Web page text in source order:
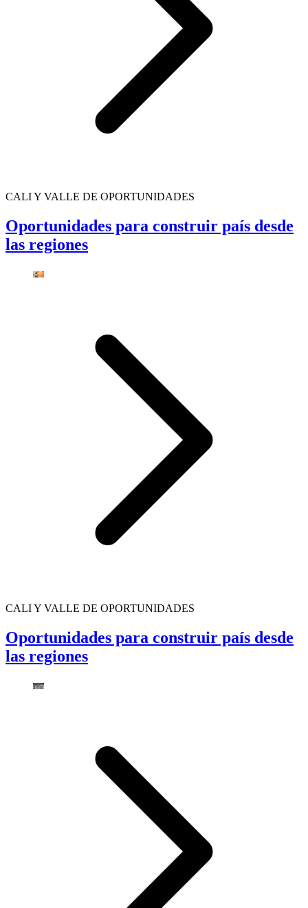
CALI Y VALLE DE OPORTUNIDADES
Oportunidades para construir país desde
las regiones
CALI Y VALLE DE OPORTUNIDADES
Oportunidades para construir país desde
las regiones